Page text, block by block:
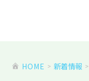
HOME 新着情報